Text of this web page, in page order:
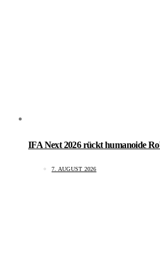
IFA Next 2026 rückt humanoide
7. AUGUST 2026